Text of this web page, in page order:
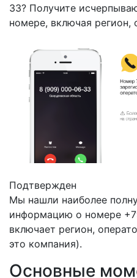
33? Получите
номере, включая регион,
Подтвержден
Мы нашли наиболее
информацию о номере
включает регион,
это компания).
Основные